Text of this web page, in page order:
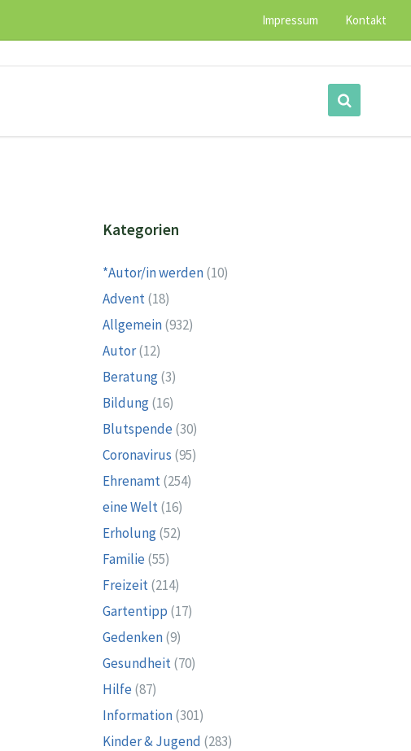
Impressum Kontakt
Kategorien
*Autor/in werden(10)
Advent(18)
Allgemein(932)
Autor(12)
Beratung(3)
Bildung(16)
Blutspende (30)
Coronavirus (95)
Ehrenamt(254)
eine Welt(16)
Erholung(52)
Familie (55)
Freizeit(214)
Gartentipp (17)
Gedenken(9)
Gesundheit(70)
Hilfe (87)
Information(301)
Kinder & Jugend (283)